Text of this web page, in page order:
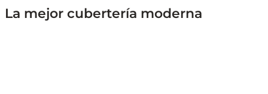
La mejor cubertería moderna